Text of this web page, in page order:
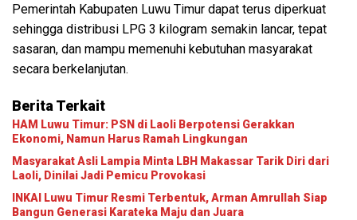
Pemerintah Kabupaten Luwu Timur dapat terus diperkuat
sehingga distribusi LPG 3 kilogram semakin lancar, tepat
sasaran, dan mampu memenuhi kebutuhan masyarakat
secara berkelanjutan.
Berita Terkait
HAM Luwu Timur: PSN di Laoli Berpotensi Gerakkan
Ekonomi, Namun Harus Ramah Lingkungan
Masyarakat Asli Lampia Minta LBH Makassar Tarik Diri dari
Laoli, Dinilai Jadi Pemicu Provokasi
INKAI Luwu Timur Resmi Terbentuk, Arman Amrullah Siap
Bangun Generasi Karateka Maju dan Juara